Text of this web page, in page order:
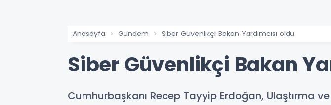
Anasayfa Gündem Siber Güvenlikçi Bakan Yardımcısı oldu
Siber Güvenlikçi Bakan
Cumhurbaşkanı Recep Tayyip Erdoğan, Ulaştırma ve